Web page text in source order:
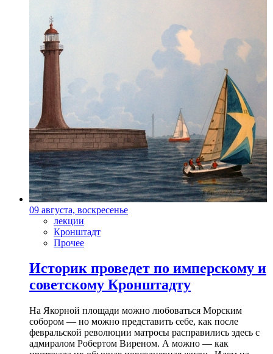
09 августа, воскресенье
лекции
Кронштадт
Прочее
Историк проведет по имперскому и
советскому Кронштадту
На Якорной площади можно любоваться Морским
собором — но можно представить себе, как после
февральской революции матросы расправились здесь с
адмиралом Робертом Виреном. А можно — как